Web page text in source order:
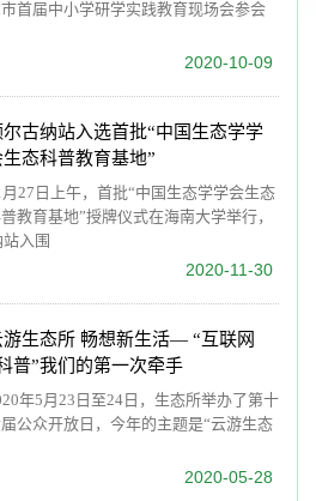
首届中小学研学实践教育现场会参会
2020-10-09
尔古纳站入选首批“中国生态学学
生态科普教育基地”
月27日上午，首批“中国生态学学会生态
教育基地”授牌仪式在海南大学举行，
入围
2020-11-30
游生态所 畅想新生活— “互联网
普”我们的第一次牵手
年5月23日至24日，生态所举办了第十
公众开放日，今年的主题是“云游生态
2020-05-28